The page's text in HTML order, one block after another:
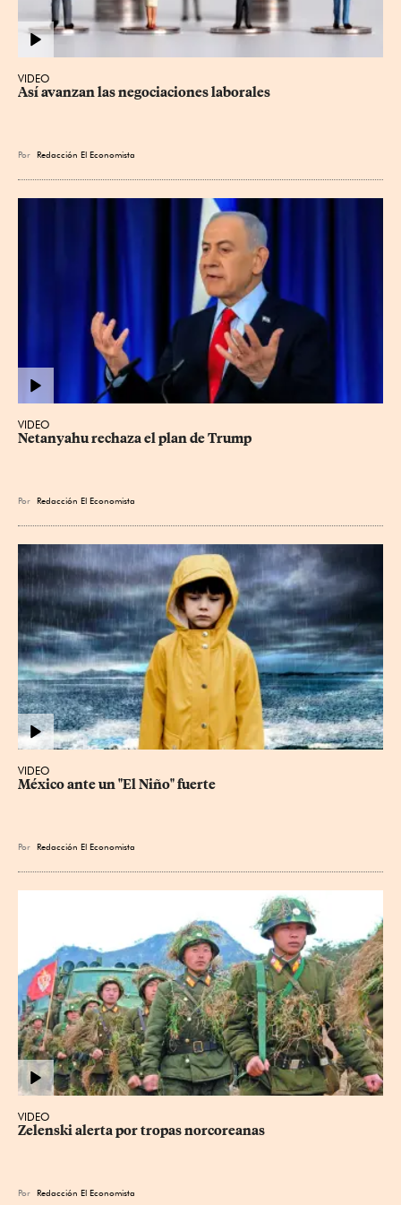
VIDEO
Así avanzan las negociaciones laborales
Por Redacción El Economista
VIDEO
Netanyahu rechaza el plan de Trump
Por Redacción El Economista
VIDEO
México ante un "El Niño" fuerte
Por Redacción El Economista
VIDEO
Zelenski alerta por tropas norcoreanas
Por Redacción El Economista